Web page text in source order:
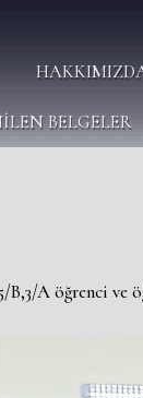
BELGELER
B,3/A öğrenci